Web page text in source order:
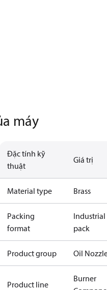
máy
Đặc tính kỹ
thuật
Giá trị
Material type Brass
Packing
format
Industrial
pack
Product group Oil
Product line
Burner